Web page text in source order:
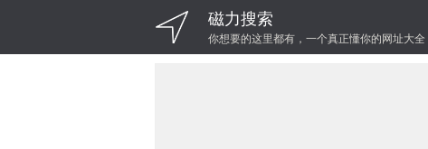
磁力搜索
你想要的这里都有，一个真正懂你的网址大全